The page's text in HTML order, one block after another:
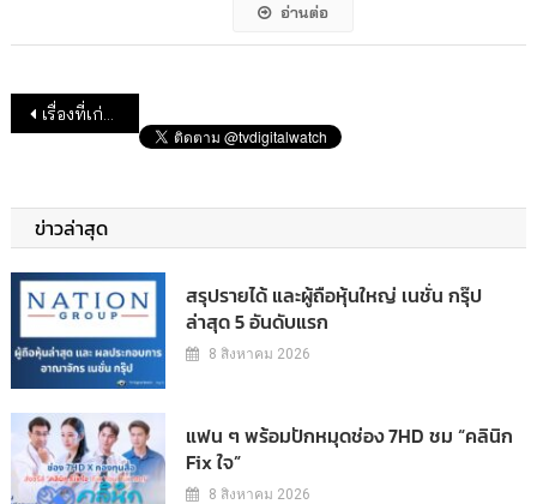
อ่านต่อ
แนะแนวเรื่อง
เรื่องที่เก่ากว่า
ข่าวล่าสุด
สรุปรายได้ และผู้ถือหุ้นใหญ่ เนชั่น กรุ๊ป
ล่าสุด 5 อันดับแรก
8 สิงหาคม 2026
แฟน ๆ พร้อมปักหมุดช่อง 7HD ชม “คลินิก
Fix ใจ”
8 สิงหาคม 2026